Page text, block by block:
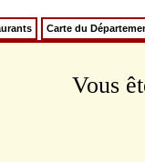
Carte du
Vous